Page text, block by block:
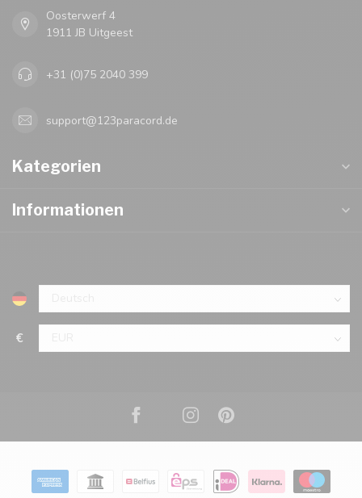
Oosterwerf 4
1911 JB Uitgeest
+31 (0)75 2040 399
support@123paracord.de
Kategorien
Informationen
€